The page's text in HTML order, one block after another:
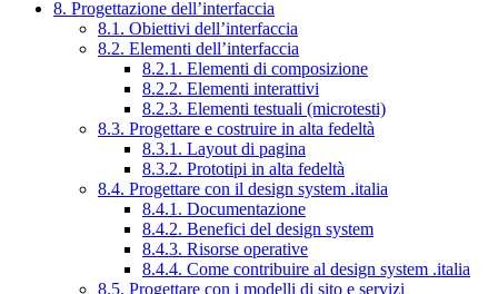
8. Progettazione dell’interfaccia
8.1. Obiettivi dell’interfaccia
8.2. Elementi dell’interfaccia
8.2.1. Elementi di composizione
8.2.2. Elementi interattivi
8.2.3. Elementi testuali (microtesti)
8.3. Progettare e costruire in alta fedeltà
8.3.1. Layout di pagina
8.3.2. Prototipi in alta fedeltà
8.4. Progettare con il design system .italia
8.4.1. Documentazione
8.4.2. Benefici del design system
8.4.3. Risorse operative
8.4.4. Come contribuire al design system .italia
8.5. Progettare con i modelli di sito e servizi